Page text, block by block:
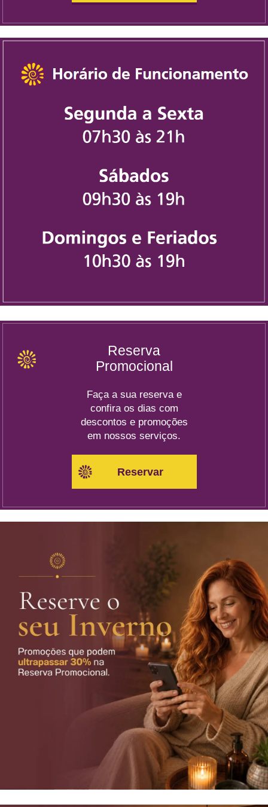
Reserva
Promocional
Faça a sua reserva e
confira os dias com
descontos e promoções
em nossos serviços.
Reservar